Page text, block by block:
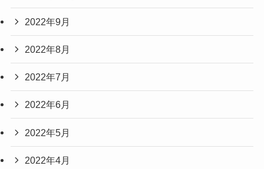
2022年9月
2022年8月
2022年7月
2022年6月
2022年5月
2022年4月